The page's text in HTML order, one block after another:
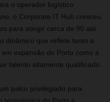
o operador logístico
o Corporate IT Hub cresceu
para atingir cerca de 90 até
dinâmico que reflete tanto a
expansão do Porto como a
talento altamente qualificado.
palco privilegiado para